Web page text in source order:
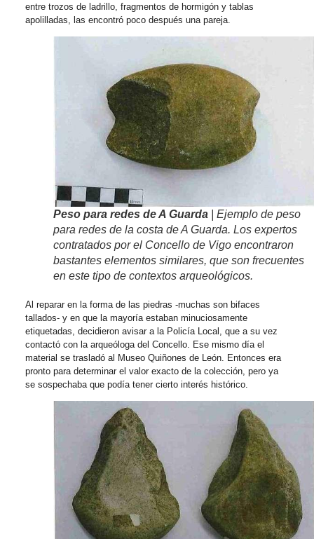
entre trozos de ladrillo, fragmentos de hormigón y tablas
apolilladas, las encontró poco después una pareja.
Peso para redes de A Guarda| Ejemplo de peso
para redes de la costa de A Guarda. Los expertos
contratados por el Concello de Vigo encontraron
bastantes elementos similares, que son frecuentes
en este tipo de contextos arqueológicos.
Al reparar en la forma de las piedras -muchas son bifaces
tallados- y en que la mayoría estaban minuciosamente
etiquetadas, decidieron avisar a la Policía Local, que a su vez
contactó con la arqueóloga del Concello. Ese mismo día el
material se trasladó al Museo Quiñones de León. Entonces era
pronto para determinar el valor exacto de la colección, pero ya
se sospechaba que podía tener cierto interés histórico.